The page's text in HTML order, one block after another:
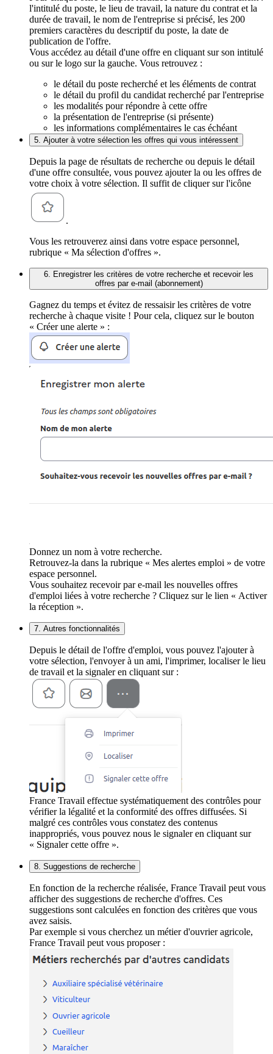
l'intitulé du poste, le lieu de travail, la nature du contrat et la
durée de travail, le nom de l'entreprise si précisé, les 200
premiers caractères du descriptif du poste, la date de
publication de l'offre.
Vous accédez au détail d'une offre en cliquant sur son intitulé
ou sur le logo sur la gauche. Vous retrouvez :
le détail du poste recherché et les éléments de contrat
le détail du profil du candidat recherché par l'entreprise
les modalités pour répondre à cette offre
la présentation de l'entreprise (si présente)
les informations complémentaires le cas échéant
5. Ajouter à votre sélection les offres qui vous intéressent
Depuis la page de résultats de recherche ou depuis le détail
d'une offre consultée, vous pouvez ajouter la ou les offres de
votre choix à votre sélection. Il suffit de cliquer sur l'icône
.
Vous les retrouverez ainsi dans votre espace personnel,
rubrique « Ma sélection d'offres ».
6. Enregistrer les critères de votre recherche et recevoir les
offres par e-mail (abonnement)
Gagnez du temps et évitez de ressaisir les critères de votre
recherche à chaque visite ! Pour cela, cliquez sur le bouton
« Créer une alerte » :
Donnez un nom à votre recherche.
Retrouvez-la dans la rubrique « Mes alertes emploi » de votre
espace personnel.
Vous souhaitez recevoir par e-mail les nouvelles offres
d'emploi liées à votre recherche ? Cliquez sur le lien « Activer
la réception ».
7. Autres fonctionnalités
Depuis le détail de l'offre d'emploi, vous pouvez l'ajouter à
votre sélection, l'envoyer à un ami, l'imprimer, localiser le lieu
de travail et la signaler en cliquant sur :
France Travail effectue systématiquement des contrôles pour
vérifier la légalité et la conformité des offres diffusées. Si
malgré ces contrôles vous constatez des contenus
inappropriés, vous pouvez nous le signaler en cliquant sur
« Signaler cette offre ».
8. Suggestions de recherche
En fonction de la recherche réalisée, France Travail peut vous
afficher des suggestions de recherche d'offres. Ces
suggestions sont calculées en fonction des critères que vous
avez saisis.
Par exemple si vous cherchez un métier d'ouvrier agricole,
France Travail peut vous proposer :